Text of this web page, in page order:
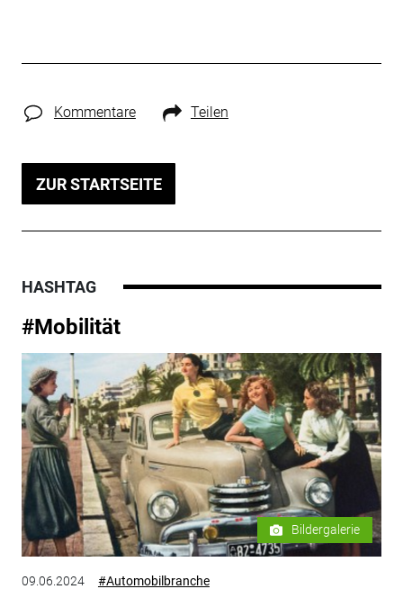
Kommentare Teilen
ZUR STARTSEITE
HASHTAG
#Mobilität
Bildergalerie
09.06.2024 #Automobilbranche